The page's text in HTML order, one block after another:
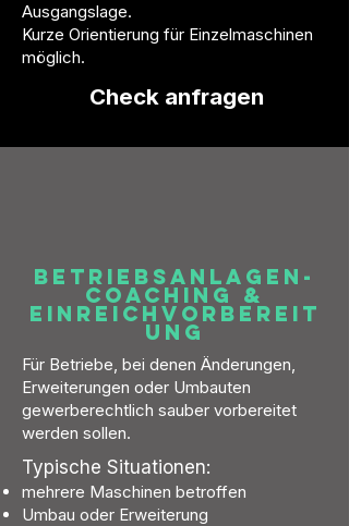
Ausgangslage.
Kurze Orientierung für Einzelmaschinen
möglich.
Check anfragen
Betriebsanlagen-
Coaching &
Einreichvorbereit
ung
Für Betriebe, bei denen Änderungen,
Erweiterungen oder Umbauten
gewerberechtlich sauber vorbereitet
werden sollen.
Typische Situationen:
mehrere Maschinen betroffen
Umbau oder Erweiterung